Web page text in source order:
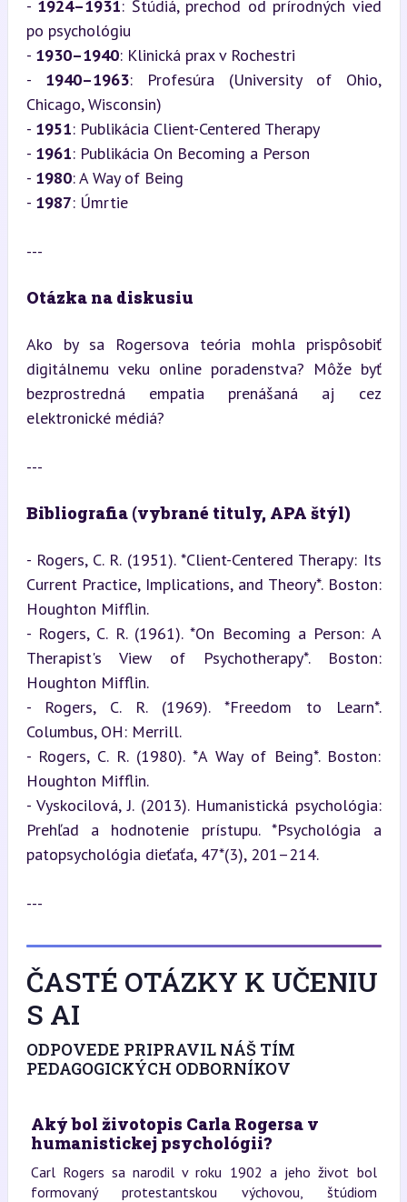
- 1924–1931: Štúdiá, prechod od prírodných vied
po psychológiu
- 1930–1940: Klinická prax v Rochestri
- 1940–1963: Profesúra (University of Ohio,
Chicago, Wisconsin)
- 1951: Publikácia Client-Centered Therapy
- 1961: Publikácia On Becoming a Person
- 1980: A Way of Being
- 1987: Úmrtie
---
Otázka na diskusiu
Ako by sa Rogersova teória mohla prispôsobiť
digitálnemu veku online poradenstva? Môže byť
bezprostredná empatia prenášaná aj cez
elektronické médiá?
---
Bibliografia (vybrané tituly, APA štýl)
- Rogers, C. R. (1951). *Client-Centered Therapy: Its
Current Practice, Implications, and Theory*. Boston:
Houghton Mifflin.
- Rogers, C. R. (1961). *On Becoming a Person: A
Therapist's View of Psychotherapy*. Boston:
Houghton Mifflin.
- Rogers, C. R. (1969). *Freedom to Learn*.
Columbus, OH: Merrill.
- Rogers, C. R. (1980). *A Way of Being*. Boston:
Houghton Mifflin.
- Vyskocilová, J. (2013). Humanistická psychológia:
Prehľad a hodnotenie prístupu. *Psychológia a
patopsychológia dieťaťa, 47*(3), 201–214.
---
ČASTÉ OTÁZKY K UČENIU
S AI
ODPOVEDE PRIPRAVIL NÁŠ TÍM
PEDAGOGICKÝCH ODBORNÍKOV
Aký bol životopis Carla Rogersa v
humanistickej psychológii?
Carl Rogers sa narodil v roku 1902 a jeho život bol
formovaný protestantskou výchovou, štúdiom